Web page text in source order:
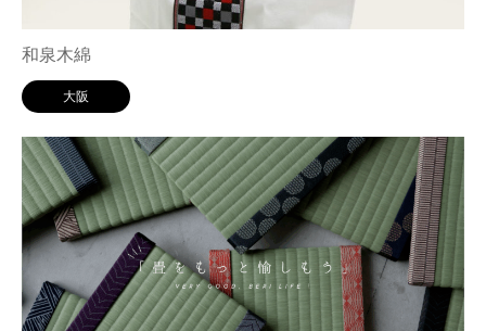
和泉木綿
大阪